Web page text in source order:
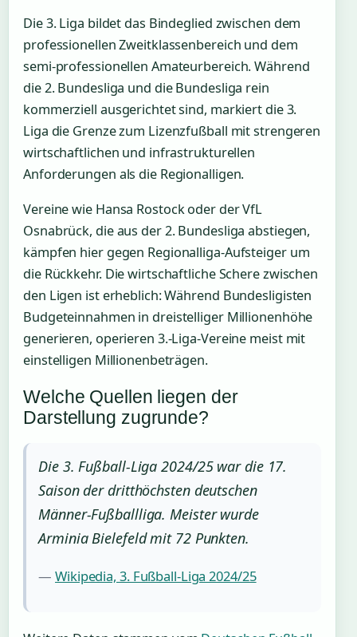
Die 3. Liga bildet das Bindeglied zwischen dem
professionellen Zweitklassenbereich und dem
semi-professionellen Amateurbereich. Während
die 2. Bundesliga und die Bundesliga rein
kommerziell ausgerichtet sind, markiert die 3.
Liga die Grenze zum Lizenzfußball mit strengeren
wirtschaftlichen und infrastrukturellen
Anforderungen als die Regionalligen.
Vereine wie Hansa Rostock oder der VfL
Osnabrück, die aus der 2. Bundesliga abstiegen,
kämpfen hier gegen Regionalliga-Aufsteiger um
die Rückkehr. Die wirtschaftliche Schere zwischen
den Ligen ist erheblich: Während Bundesligisten
Budgeteinnahmen in dreistelliger Millionenhöhe
generieren, operieren 3.-Liga-Vereine meist mit
einstelligen Millionenbeträgen.
Welche Quellen liegen der
Darstellung zugrunde?
Die 3. Fußball-Liga 2024/25 war die 17.
Saison der dritthöchsten deutschen
Männer-Fußballliga. Meister wurde
Arminia Bielefeld mit 72 Punkten.
— Wikipedia, 3. Fußball-Liga 2024/25